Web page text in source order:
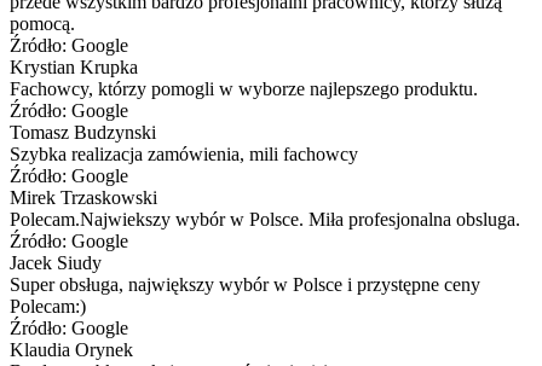
pomocą.
Źródło: Google
Krystian Krupka
Fachowcy, którzy pomogli w wyborze najlepszego produktu.
Źródło: Google
Tomasz Budzynski
Szybka realizacja zamówienia, mili fachowcy
Źródło: Google
Mirek Trzaskowski
Polecam.Najwiekszy wybór w Polsce. Miła profesjonalna obsluga.
Źródło: Google
Jacek Siudy
Super obsługa, największy wybór w Polsce i przystępne ceny
Polecam:)
Źródło: Google
Klaudia Orynek